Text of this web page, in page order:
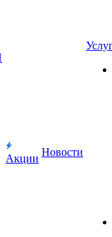
Акции
Новости